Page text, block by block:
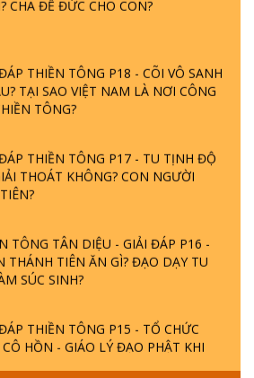
TẠI SAO VIỆT NAM LÀ NƠI CÔNG
TÔNG?
THOÁT KHÔNG? CON NGƯỜI
THÁNH TIÊN ĂN GÌ? ĐẠO DẠY TU
SÚC SINH?
HỒN - GIÁO LÝ ĐẠO PHẬT KHI
BẢN